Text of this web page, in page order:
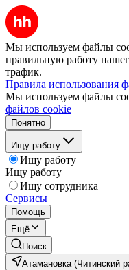
Мы используем файлы
правильную работу
трафик.
Правила использования
Мы используем файлы
файлов cookie
Понятно
Ищу работу
Ищу работу
Ищу работу
Ищу сотрудника
Сервисы
Помощь
Ещё
Поиск
Атамановка (Читинский